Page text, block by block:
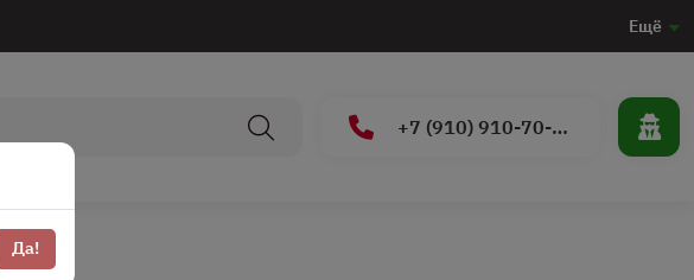
Ещё
+7 (910) 910-70-15
Да!